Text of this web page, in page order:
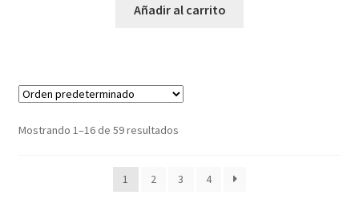
Añadir al carrito
Mostrando 1–16 de 59 resultados
1 2 3 4